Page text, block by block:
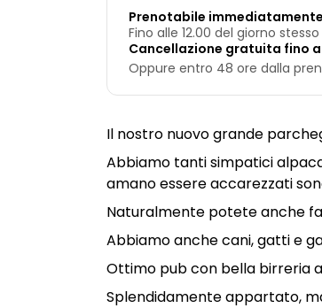
Prenotabile immediatamente
Fino alle 12.00 del giorno stesso
Cancellazione gratuita fino
Oppure entro 48 ore dalla
Il nostro nuovo grande
Abbiamo tanti simpatici
amano essere accarezzati
Naturalmente potete anche
Abbiamo anche cani, gatti e
Ottimo pub con bella birreria
Splendidamente appartato,